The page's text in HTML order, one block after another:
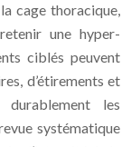
cage thoracique,
une hyper-
ciblés peuvent
d’étirements et
les
systématique